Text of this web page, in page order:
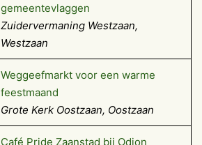
gemeentevlaggen
Zuidervermaning Westzaan,
Westzaan
Weggeefmarkt voor een warme
feestmaand
Grote Kerk Oostzaan, Oostzaan
Café Pride Zaanstad bij Odion